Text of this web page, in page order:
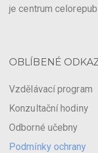
je centrum
OBLÍBENÉ
Vzdělávací program
Konzultační hodiny
Odborné učebny
Podmínky ochrany